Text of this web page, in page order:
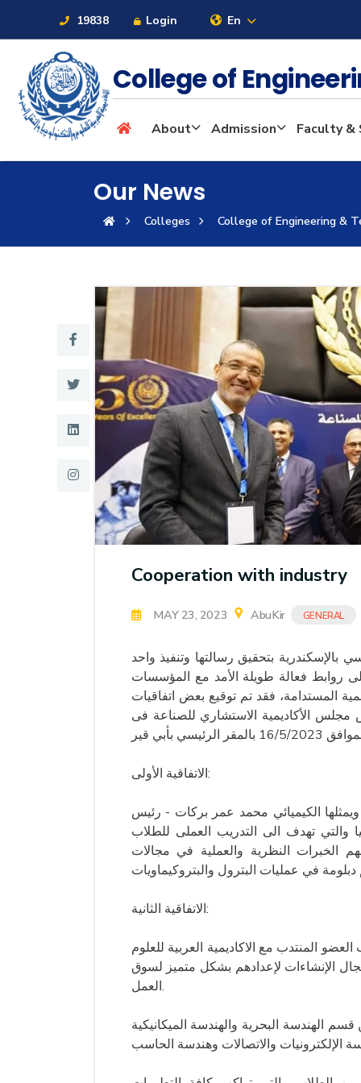
19838 Login En
About
Maritime
Admission
Academics
Students
Research
Training
Consultancy
College of
About Admission Faculty
Our News
Colleges College of Engineering &
Cooperation with industry
MAY 23, 2023 AbuKir GENERAL
بالإسكندرية بتحقيق رسالتها وتنفيذ واحد
روابط فعالة طويلة الأمد مع المؤسسات
المستدامة، فقد تم توقيع بعض اتفاقيات
الأكاديمية الاستشاري للصناعة فى
الاتفاقية الأولى:
الكيميائي محمد عمر بركات - رئيس
والتي تهدف الى التدريب العملى للطلاب
الخبرات النظرية والعملية في مجالات
الاتفاقية الثانية:
المنتدب مع الاكاديمية العربية للعلوم
الإنشاءات لإعدادهم بشكل متميز لسوق
العمل.
الهندسة البحرية والهندسة الميكانيكية
الإلكترونيات والاتصالات وهندسة الحاسب